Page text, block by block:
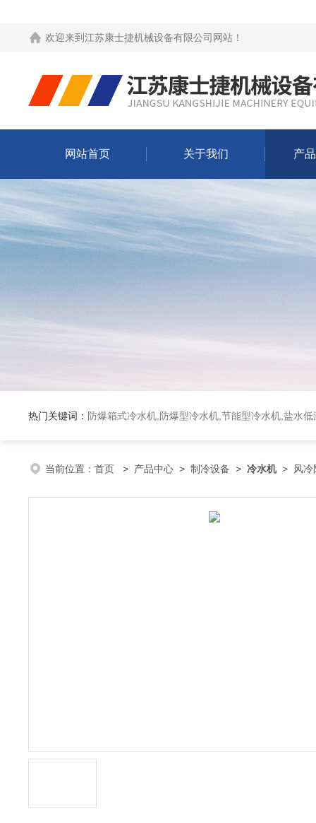
欢迎来到 江苏康士捷机械设备有限公司网站 ！
网站首页 关于我们 产
热门关键词： 防爆箱式冷水机,防爆型冷水机,节能型冷水机,盐水低
当前位置： 首页 > 产品中心 > 制冷设备 > 冷水机> 风冷